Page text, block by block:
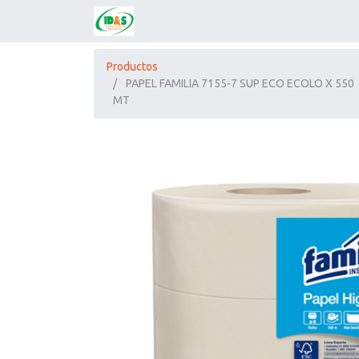
Productos
PAPEL FAMILIA 7155-7 SUP ECO ECOLO X 550
MT